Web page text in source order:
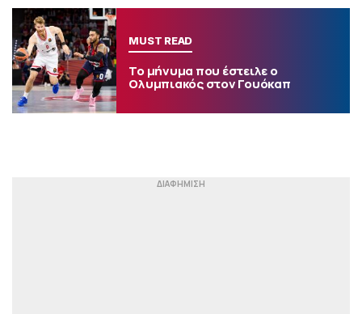
MUST READ
Το μήνυμα που έστειλε ο
Ολυμπιακός στον Γουόκαπ